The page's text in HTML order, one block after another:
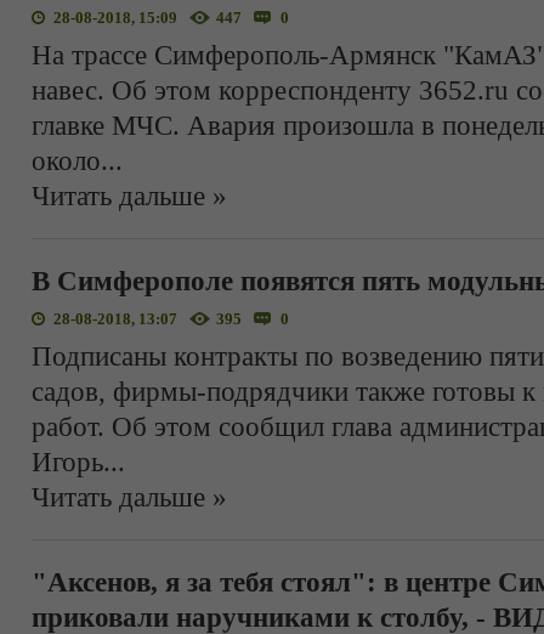
28-08-2018, 15:09 447 0
На трассе Симферополь-Армянск "КамАЗ"
навес. Об этом корреспонденту 3652.ru
главке МЧС. Авария произошла в
около...
Читать дальше »
В Симферополе появятся пять
28-08-2018, 13:07 395 0
Подписаны контракты по возведению
садов, фирмы-подрядчики также готовы к
работ. Об этом сообщил глава
Игорь...
Читать дальше »
"Аксенов, я за тебя стоял": в центре
приковали наручниками к столбу, -